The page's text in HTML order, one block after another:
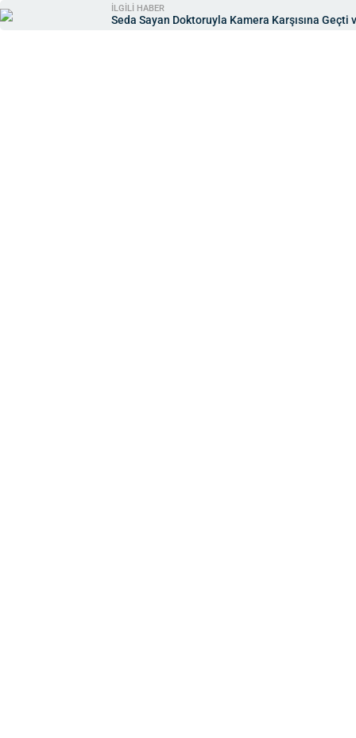
İLGİLİ HABER
Seda Sayan Doktoruyla Kamera Karşısına Geçti